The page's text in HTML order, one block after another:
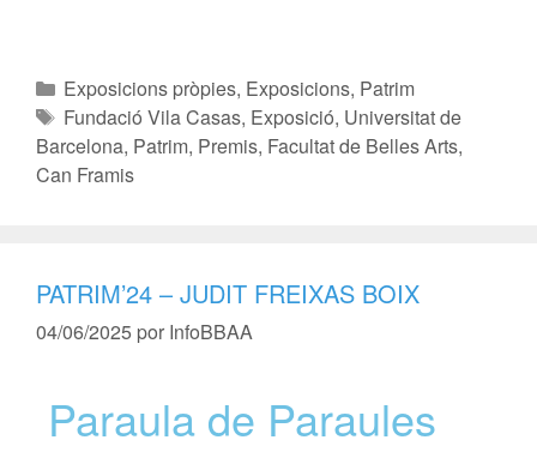
Exposicions pròpies, Exposicions, Patrim
Fundació Vila Casas, Exposició, Universitat de
Barcelona, Patrim, Premis, Facultat de Belles Arts,
Can Framis
PATRIM’24 – JUDIT FREIXAS BOIX
04/06/2025 por InfoBBAA
Paraula de Paraules